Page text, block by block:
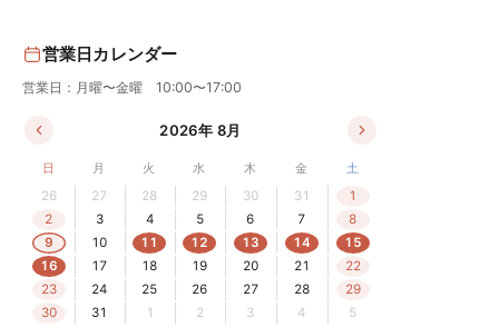
営業日カレンダー
営業日：月曜〜金曜 10:00〜17:00
2026年 8月
日 月 火 水 木 金
土
26
27 28 29 30 31
1
2
3 4 5 6 7
8
9
10 11 12 13 14
15
16
17 18 19 20 21
22
23
24 25 26 27 28
29
30
31 1 2 3 4 5